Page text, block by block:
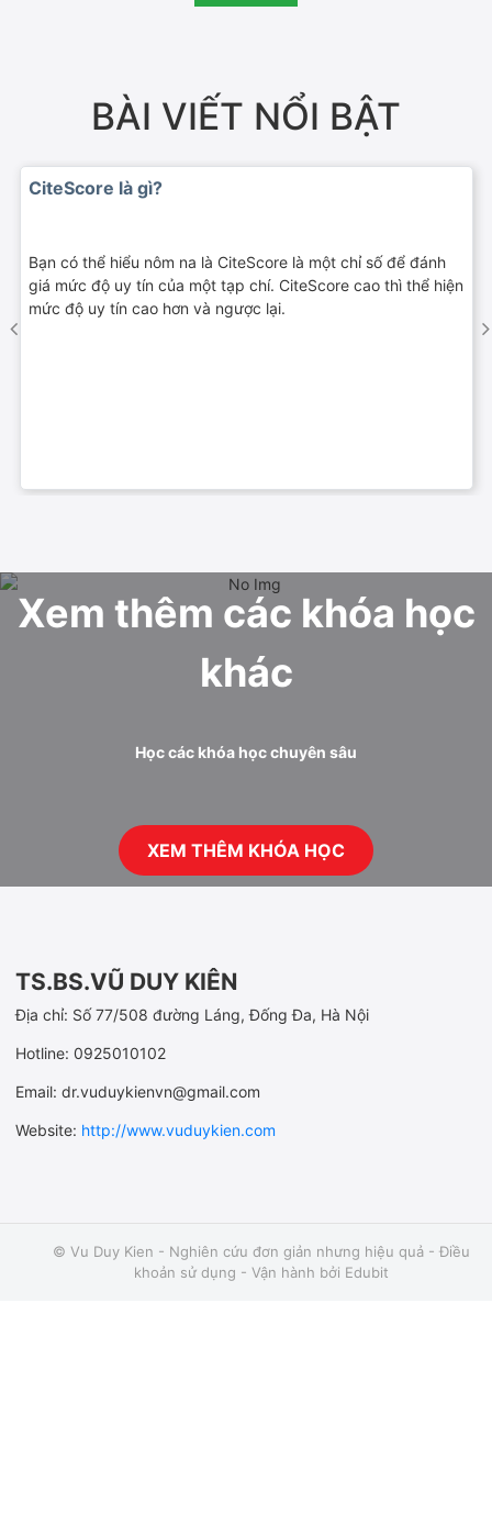
BÀI VIẾT NỔI BẬT
CiteScore là gì?
Bạn có thể hiểu nôm na là CiteScore là một chỉ số để đánh
giá mức độ uy tín của một tạp chí. CiteScore cao thì thể hiện
mức độ uy tín cao hơn và ngược lại.
Xem thêm các khóa học
khác
Học các khóa học chuyên sâu
XEM THÊM KHÓA HỌC
TS.BS.VŨ DUY KIÊN
Địa chỉ: Số 77/508 đường Láng, Đống Đa, Hà Nội
Hotline: 0925010102
Email: dr.vuduykienvn@gmail.com
Website: http://www.vuduykien.com
© Vu Duy Kien - Nghiên cứu đơn giản nhưng hiệu quả - Điều
khoản sử dụng - Vận hành bởi Edubit